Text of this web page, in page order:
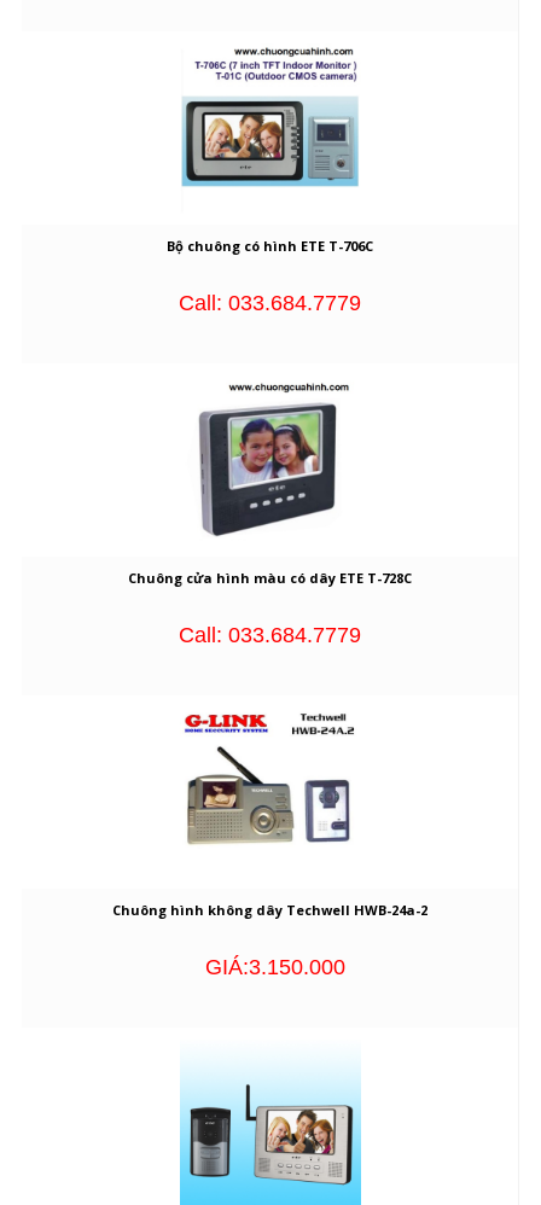
Bộ chuông có hình ETE T-706C
Call: 033.684.7779
Chuông cửa hình màu có dây ETE T-728C
Call: 033.684.7779
Chuông hình không dây Techwell HWB-24a-2
GIÁ:3.150.000